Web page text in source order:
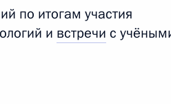
по итогам участия
и встречи с